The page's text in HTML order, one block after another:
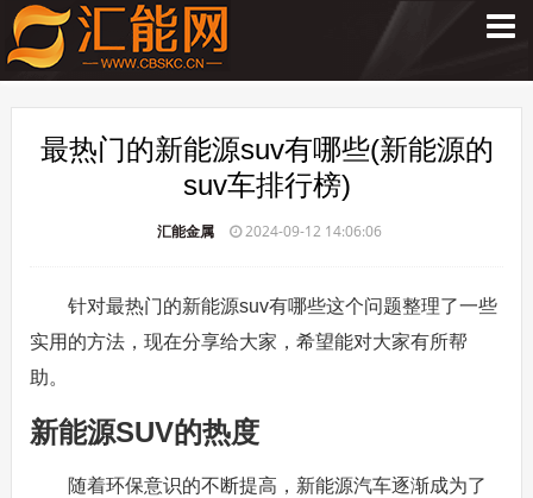
最热门的新能源suv有哪些(新能源的
suv车排行榜)
汇能金属 2024-09-12 14:06:06
针对最热门的新能源suv有哪些这个问题整理了一些
实用的方法，现在分享给大家，希望能对大家有所帮
助。
新能源SUV的热度
随着环保意识的不断提高，新能源汽车逐渐成为了